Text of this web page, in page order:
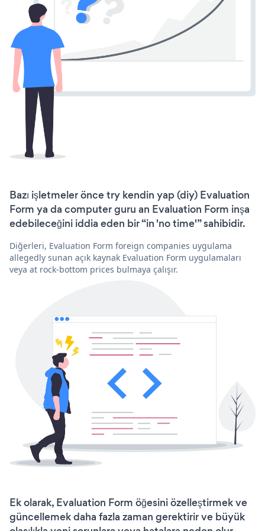
Bazı işletmeler önce try kendin yap (diy) Evaluation
Form ya da computer guru an Evaluation Form inşa
edebileceğini iddia eden bir “in 'no time'” sahibidir.
Diğerleri, Evaluation Form foreign companies uygulama
allegedly sunan açık kaynak Evaluation Form uygulamaları
veya at rock-bottom prices bulmaya çalışır.
Ek olarak, Evaluation Form öğesini özelleştirmek ve
güncellemek daha fazla zaman gerektirir ve büyük